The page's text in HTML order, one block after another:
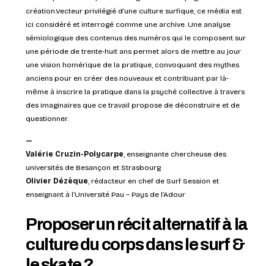
création.Vecteur privilégié d’une culture surfique, ce média est
ici considéré et interrogé comme une archive. Une analyse
sémiologique des contenus des numéros qui le composent sur
une période de trente-huit ans permet alors de mettre au jour
une vision homérique de la pratique, convoquant des mythes
anciens pour en créer des nouveaux et contribuant par là-
même à inscrire la pratique dans la psyché collective à travers
des imaginaires que ce travail propose de déconstruire et de
questionner.
—
Valérie Cruzin-Polycarpe, enseignante chercheuse des
universités de Besançon et Strasbourg
Olivier Dézèque, rédacteur en chef de Surf Session et
enseignant à l’Université Pau – Pays de l’Adour
Proposer un récit alternatif à la
culture du corps dans le surf &